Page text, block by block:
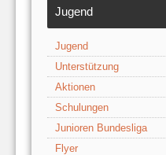
Jugend
Jugend
Unterstützung
Aktionen
Schulungen
Junioren Bundesliga
Flyer